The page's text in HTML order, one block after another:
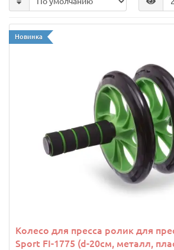
Новинка
Колесо для пресса ролик для
Sport FI-1775 (d-20см, металл,